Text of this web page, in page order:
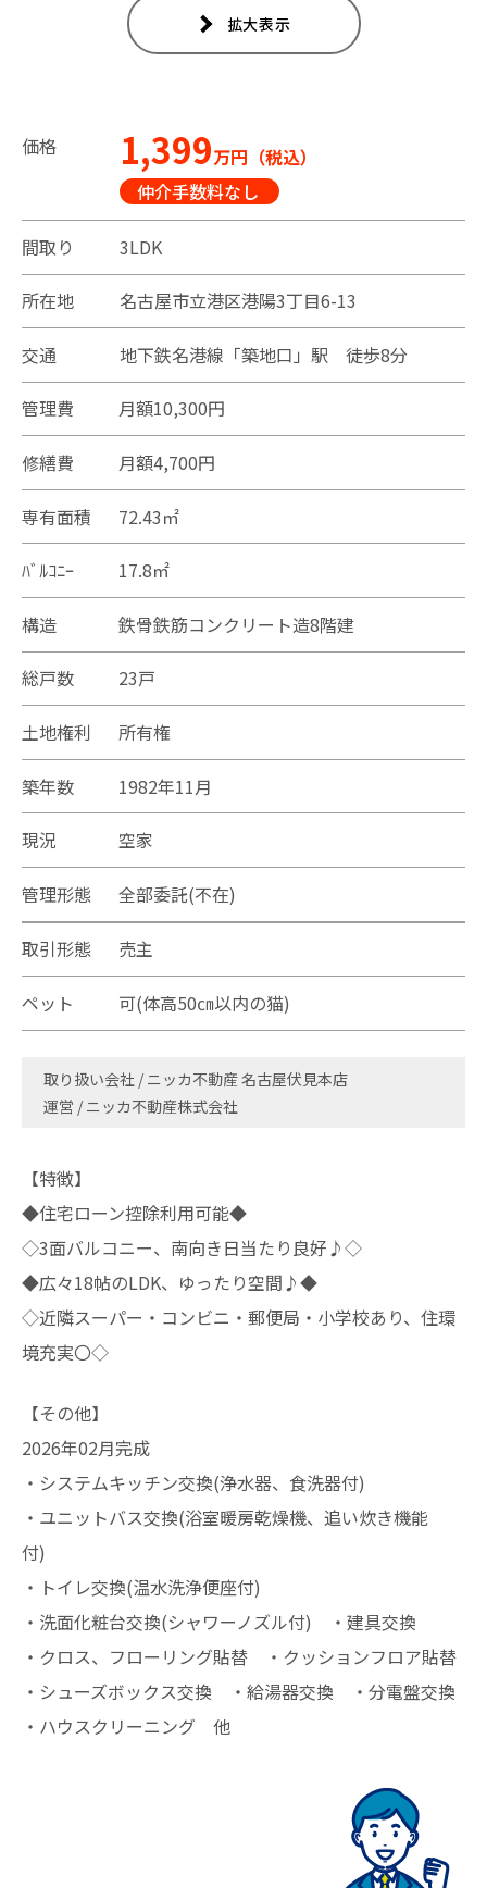
価格 1,399万円（税込）
仲介手数料なし
間取り 3LDK
所在地 名古屋市立港区港陽3丁目6-13
交通 地下鉄名港線「築地口」駅 徒歩8分
管理費 月額10,300円
修繕費 月額4,700円
専有面積 72.43㎡
ﾊﾞﾙｺﾆｰ 17.8㎡
構造 鉄骨鉄筋コンクリート造8階建
総戸数 23戸
土地権利 所有権
築年数 1982年11月
現況 空家
管理形態 全部委託(不在)
取引形態 売主
ペット 可(体高50㎝以内の猫)
取り扱い会社
ニッカ不動産 名古屋伏見本店
運営 / ニッカ不動産株式会社
【特徴】
◆住宅ローン控除利用可能◆
◇3面バルコニー、南向き日当たり良好♪◇
◆広々18帖のLDK、ゆったり空間♪◆
◇近隣スーパー・コンビニ・郵便局・小学校あり、住環
境充実〇◇
【その他】
2026年02月完成
・システムキッチン交換(浄水器、食洗器付)
・ユニットバス交換(浴室暖房乾燥機、追い炊き機能
付)
・トイレ交換(温水洗浄便座付)
・洗面化粧台交換(シャワーノズル付) ・建具交換
・クロス、フローリング貼替 ・クッションフロア貼替
・シューズボックス交換 ・給湯器交換 ・分電盤交換
・ハウスクリーニング 他
拡大表示